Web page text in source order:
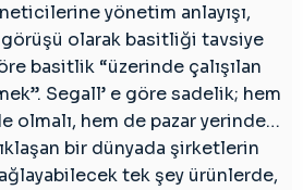
yönetim anlayışı,
olarak basitliği tavsiye
basitlik “üzerinde çalışılan
Segall’ e göre sadelik; hem
olmalı, hem de pazar yerinde…
bir dünyada şirketlerin
tek şey ürünlerde,